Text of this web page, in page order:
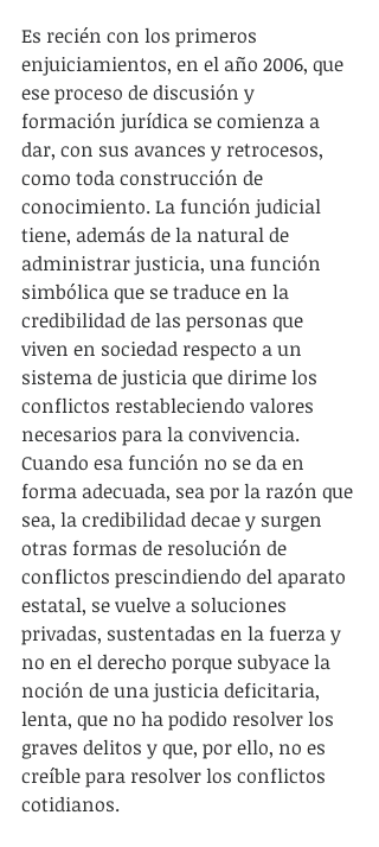
Es recién con los primeros
enjuiciamientos, en el año 2006, que
ese proceso de discusión y
formación jurídica se comienza a
dar, con sus avances y retrocesos,
como toda construcción de
conocimiento. La función judicial
tiene, además de la natural de
administrar justicia, una función
simbólica que se traduce en la
credibilidad de las personas que
viven en sociedad respecto a un
sistema de justicia que dirime los
conflictos restableciendo valores
necesarios para la convivencia.
Cuando esa función no se da en
forma adecuada, sea por la razón que
sea, la credibilidad decae y surgen
otras formas de resolución de
conflictos prescindiendo del aparato
estatal, se vuelve a soluciones
privadas, sustentadas en la fuerza y
no en el derecho porque subyace la
noción de una justicia deficitaria,
lenta, que no ha podido resolver los
graves delitos y que, por ello, no es
creíble para resolver los conflictos
cotidianos.